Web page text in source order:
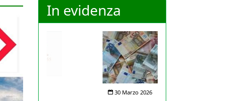
In evidenza
30 Marzo 2026